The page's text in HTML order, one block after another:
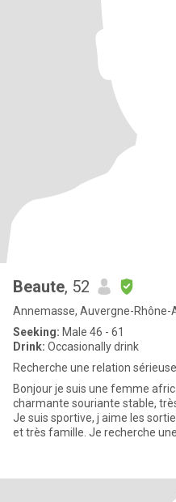
Beaute, 52
Annemasse, Auvergne-Rhône-
Seeking: Male 46 - 61
Drink: Occasionally drink
Recherche une relation sérieuse
Bonjour je suis une femme
charmante souriante stable,
Je suis sportive, j aime les
et très famille. Je recherche